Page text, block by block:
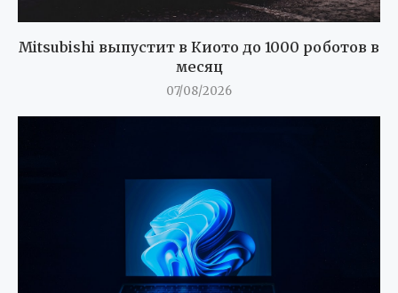
Mitsubishi выпустит в Киото до 1000 роботов в
месяц
07/08/2026